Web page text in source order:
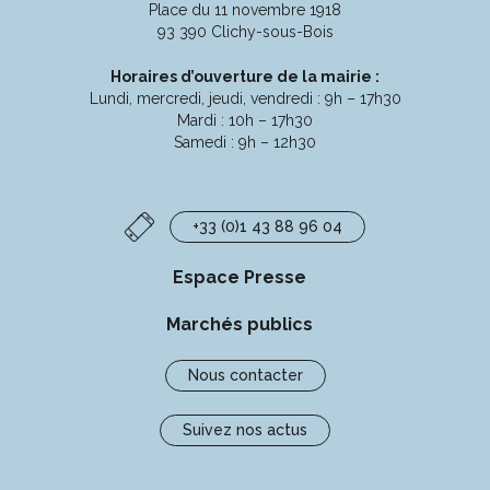
compte
Facebook
compte
Instagram
compte
Linkedin
chaîne
Youtube
Place du 11 novembre 1918
93 390 Clichy-sous-Bois
Horaires d’ouverture de la mairie :
Lundi, mercredi, jeudi, vendredi : 9h – 17h30
Mardi : 10h – 17h30
Samedi : 9h – 12h30
+33 (0)1 43 88 96 04
Espace Presse
Marchés publics
Nous contacter
Suivez nos actus